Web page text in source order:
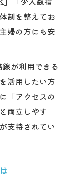
制を整えてお
婦の方にも安
が利用できる
活用したい方
「アクセスの
両立しやす
支持されてい